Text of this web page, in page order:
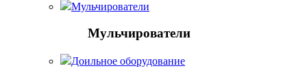
Мульчирователи
Мульчирователи
Доильное оборудование